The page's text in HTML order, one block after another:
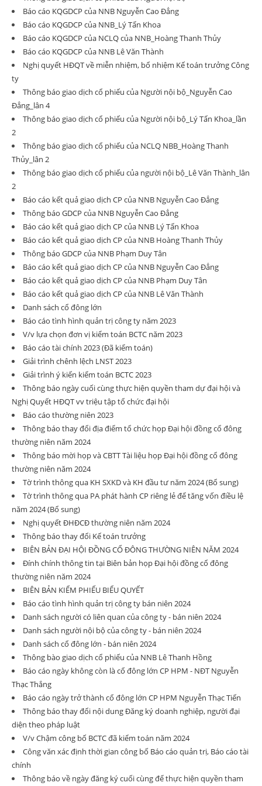
Báo cáo KQGDCP của NNB Nguyễn Cao Đẳng
Báo cáo KQGDCP của NNB_Lý Tấn Khoa
Báo cáo KQGDCP của NCLQ của NNB_Hoàng Thanh Thủy
Báo cáo KQGDCP của NNB Lê Văn Thành
Nghị quyết HĐQT về miễn nhiệm, bổ nhiệm Kế toán trưởng Công
ty
Thông báo giao dịch cổ phiếu của Người nội bộ_Nguyễn Cao
Đẳng_lân 4
Thông báo giao dịch cổ phiếu của Người nội bộ_Lý Tấn Khoa_lần
2
Thông báo giao dịch cổ phiếu của NCLQ NBB_Hoàng Thanh
Thủy_lân 2
Thông báo giao dịch cổ phiếu của người nội bộ_Lê Văn Thành_lân
2
Báo cáo kết quả giao dịch CP của NNB Nguyễn Cao Đẳng
Thông báo GDCP của NNB Nguyễn Cao Đẳng
Báo cáo kết quả giao dịch CP của NNB Lý Tấn Khoa
Báo cáo kết quả giao dịch CP của NNB Hoàng Thanh Thủy
Thông báo GDCP của NNB Phạm Duy Tân
Báo cáo kết quả giao dịch CP của NNB Nguyễn Cao Đẳng
Báo cáo kết quả giao dịch CP của NNB Phạm Duy Tân
Báo cáo kết quả giao dịch CP của NNB Lê Văn Thành
Danh sách cổ đông lớn
Báo cáo tình hình quản trị công ty năm 2023
V/v lựa chọn đơn vị kiểm toán BCTC năm 2023
Báo cáo tài chính 2023 (Đã kiểm toán)
Giải trình chênh lệch LNST 2023
Giải trình ý kiến kiểm toán BCTC 2023
Thông báo ngày cuối cùng thực hiện quyền tham dự đại hội và
Nghị Quyết HĐQT vv triệu tập tổ chức đại hội
Báo cáo thường niên 2023
Thông báo thay đổi địa điểm tổ chức họp Đại hội đồng cổ đông
thường niên năm 2024
Thông báo mời họp và CBTT Tài liệu họp Đại hội đồng cổ đông
thường niên năm 2024
Tờ trình thông qua KH SXKD và KH đầu tư năm 2024 (Bổ sung)
Tờ trình thông qua PA phát hành CP riêng lẻ để tăng vốn điều lệ
năm 2024 (Bổ sung)
Nghị quyết ĐHĐCĐ thường niên năm 2024
Thông báo thay đổi Kế toán trưởng
BIÊN BẢN ĐẠI HỘI ĐỒNG CỔ ĐÔNG THƯỜNG NIÊN NĂM 2024
Đính chính thông tin tại Biên bản họp Đại hội đồng cổ đông
thường niên năm 2024
BIÊN BẢN KIỂM PHIẾU BIỂU QUYẾT
Báo cáo tình hình quản trị công ty bán niên 2024
Danh sách người có liên quan của công ty - bán niên 2024
Danh sách người nội bộ của công ty - bán niên 2024
Danh sách cổ đông lớn - bán niên 2024
Thông bào giao dịch cổ phiếu của NNB Lê Thanh Hồng
Báo cáo ngày không còn là cổ đông lớn CP HPM - NĐT Nguyễn
Thạc Thắng
Báo cáo ngày trở thành cổ đông lớn CP HPM Nguyễn Thạc Tiến
Thông báo thay đổi nội dung Đăng ký doanh nghiệp, người đại
diện theo pháp luật
V/v Chậm công bố BCTC đã kiểm toán năm 2024
Công văn xác định thời gian công bố Báo cáo quản trị, Báo cáo tài
chính
Thông báo về ngày đăng ký cuối cùng để thực hiện quyền tham